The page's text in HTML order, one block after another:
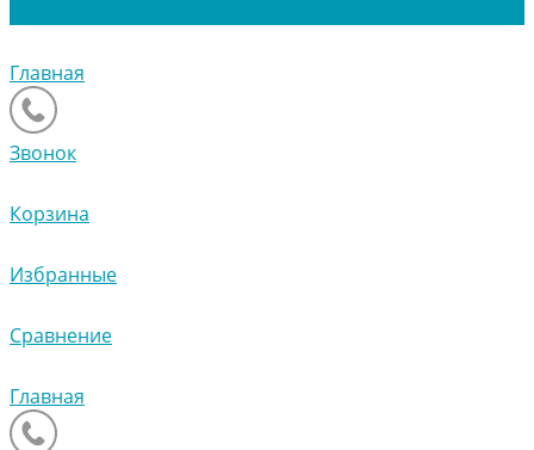
Главная
Звонок
Корзина
Избранные
Сравнение
Главная